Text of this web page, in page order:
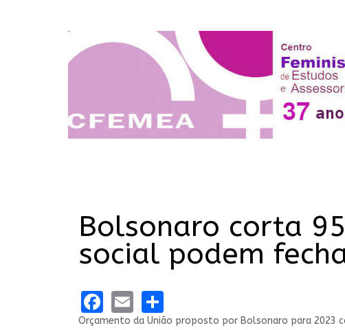
Bolsonaro corta
social podem
Facebook
Email
Orçamento da União proposto por Bolsonaro para 2023